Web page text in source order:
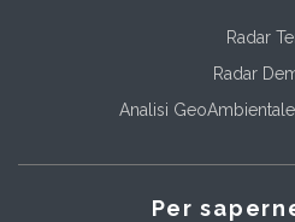
Radar
Radar
Analisi
Per